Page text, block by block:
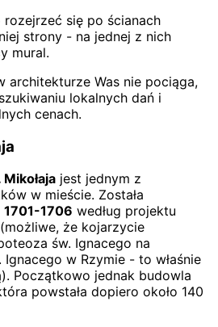
się po ścianach
strony - na jednej z nich
mural.
architekturze Was nie pociąga,
lokalnych dań i
cenach.
jest jednym z
w mieście. Została
1701-1706 według projektu
(możliwe, że kojarzycie
św. Ignacego na
Ignacego w Rzymie - to właśnie
Początkowo jednak budowla
powstała dopiero około 140